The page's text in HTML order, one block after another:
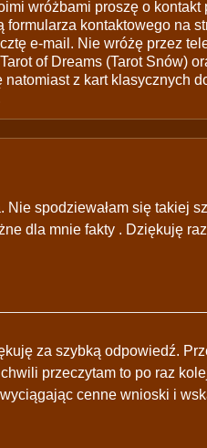
wróżbami proszę o kontakt
formularza kontaktowego na
e-mail. Nie wróżę przez
of Dreams (Tarot Snów)
z kart klasycznych
Nie spodziewałam się takiej
dla mnie fakty . Dziękuję
za szybką odpowiedź.
przeczytam to po raz
cenne wnioski i